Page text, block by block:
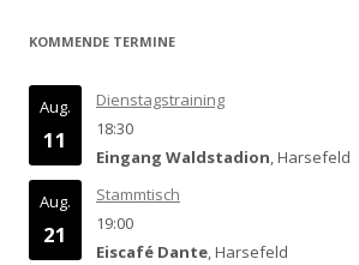
KOMMENDE TERMINE
Aug.
11
Dienstagstraining
18:30
Eingang Waldstadion, Harsefeld
Aug.
21
Stammtisch
19:00
Eiscafé Dante, Harsefeld